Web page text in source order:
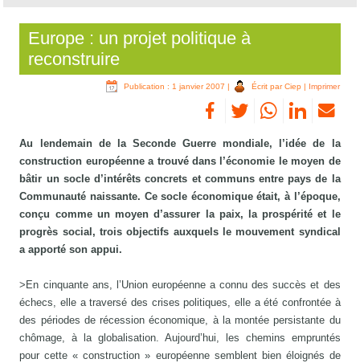
Europe : un projet politique à
reconstruire
Publication : 1 janvier 2007 | Écrit par Ciep| Imprimer
Au lendemain de la Seconde Guerre mondiale, l’idée de la
construction européenne a trouvé dans l’économie le moyen de
bâtir un socle d’intérêts concrets et communs entre pays de la
Communauté naissante. Ce socle économique était, à l’époque,
conçu comme un moyen d’assurer la paix, la prospérité et le
progrès social, trois objectifs auxquels le mouvement syndical
a apporté son appui.
>En cinquante ans, l’Union européenne a connu des succès et des
échecs, elle a traversé des crises politiques, elle a été confrontée à
des périodes de récession économique, à la montée persistante du
chômage, à la globalisation. Aujourd’hui, les chemins empruntés
pour cette « construction » européenne semblent bien éloignés de